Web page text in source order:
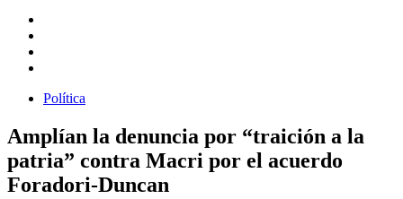
Política
Amplían la denuncia por “traición a la
patria” contra Macri por el acuerdo
Foradori-Duncan